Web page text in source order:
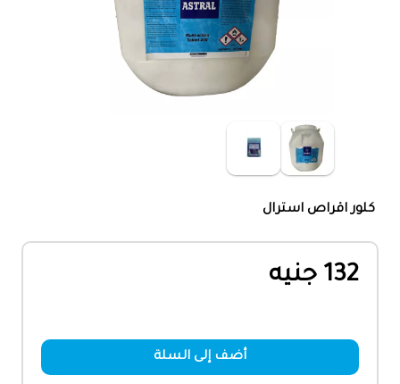
كلور اقراص استرال
132 جنيه
أضف إلى السلة